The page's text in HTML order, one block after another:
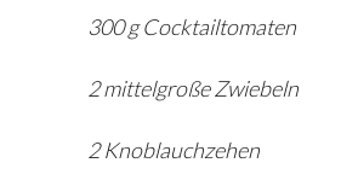
300 g Cocktailtomaten
2 mittelgroße Zwiebeln
2 Knoblauchzehen